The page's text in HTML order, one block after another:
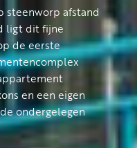
steenworp afstand
ligt dit fijne
de eerste
en een eigen
ondergelegen